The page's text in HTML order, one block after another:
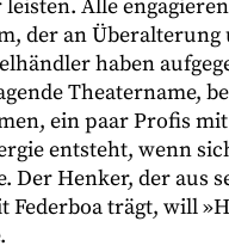
Alle
der an
haben
Theatername,
ein paar Profis
entsteht, wenn
Der Henker, der aus
Federboa trägt, will